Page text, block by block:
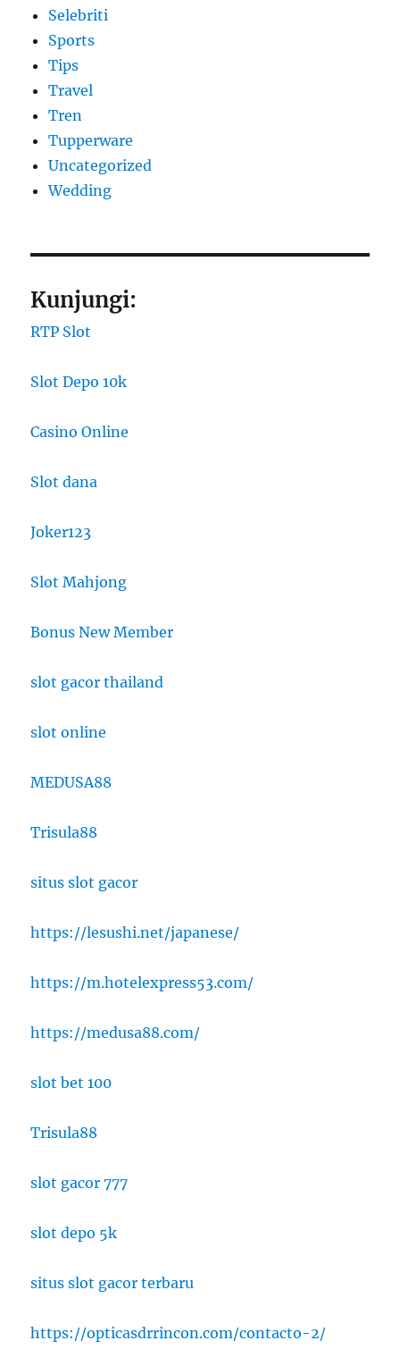
Selebriti
Sports
Tips
Travel
Tren
Tupperware
Uncategorized
Wedding
Kunjungi:
RTP Slot
Slot Depo 10k
Casino Online
Slot dana
Joker123
Slot Mahjong
Bonus New Member
slot gacor thailand
slot online
MEDUSA88
Trisula88
situs slot gacor
https://lesushi.net/japanese/
https://m.hotelexpress53.com/
https://medusa88.com/
slot bet 100
Trisula88
slot gacor 777
slot depo 5k
situs slot gacor terbaru
https://opticasdrrincon.com/contacto-2/